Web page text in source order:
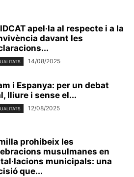
apel·la al respecte i a la
davant les
14/08/2025
i Espanya: per un debat
lliure i sense el...
12/08/2025
prohibeix les
musulmanes en
municipals: una
que...